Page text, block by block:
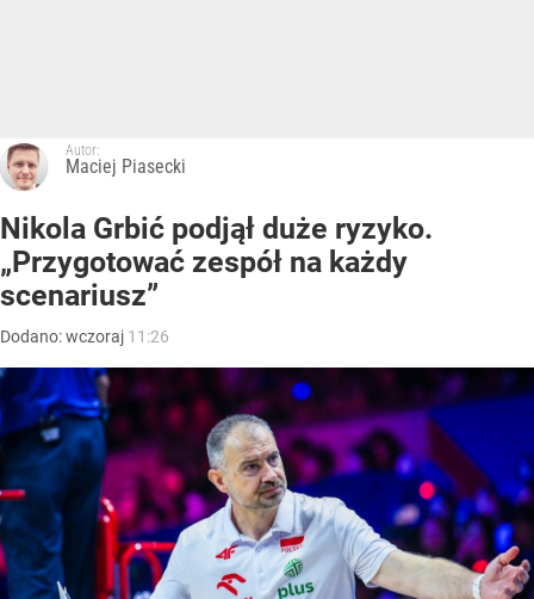
Autor:
Maciej Piasecki
Nikola Grbić podjął duże ryzyko.
„Przygotować zespół na każdy
scenariusz”
Dodano:wczoraj 11:26